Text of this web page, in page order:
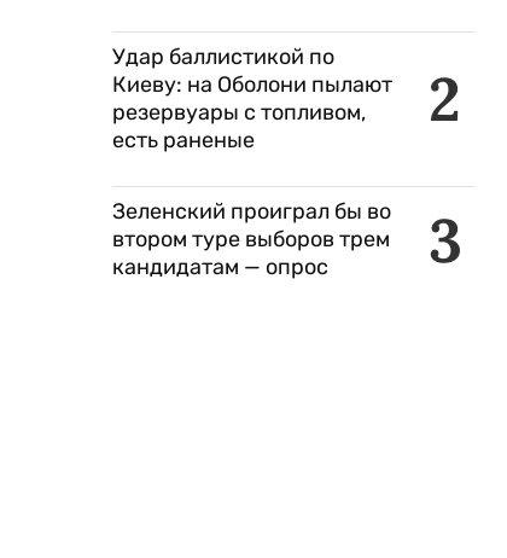
2
Удар баллистикой по
Киеву: на Оболони пылают
резервуары с топливом,
есть раненые
3
Зеленский проиграл бы во
втором туре выборов трем
кандидатам — опрос